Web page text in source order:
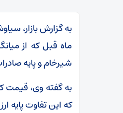
به گزارش بازار،
شیرخام و پایه
که این تفاوت پایه